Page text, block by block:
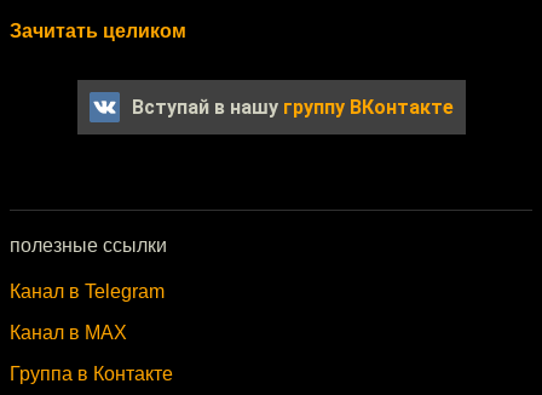
Зачитать целиком
Вступай в нашу группу ВКонтакте
полезные ссылки
Канал в Telegram
Канал в MAX
Группа в Контакте